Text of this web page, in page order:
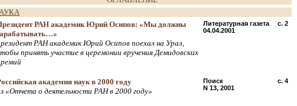
РАН академик Юрий Осипов: «Мы должны
РАН академик Юрий Осипов поехал на Урал,
принять участие в церемонии вручения Демидовских
Литературная газета
04.04.2001
c. 2
академия наук в 2000 году
«Отчета о деятельности РАН в 2000 году»
Поиск
N 13, 2001
c. 4